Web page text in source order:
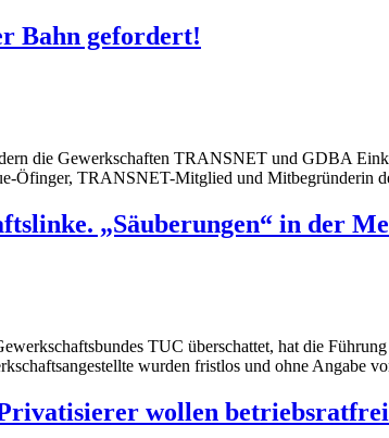
Bahn gefordert!
die Gewerkschaften TRANSNET und GDBA
Öfinger, TRANSNET-Mitglied und Mitbegründerin
„Säuberungen“ in der
TUC überschattet, hat die
wurden fristlos und ohne Angabe
wollen